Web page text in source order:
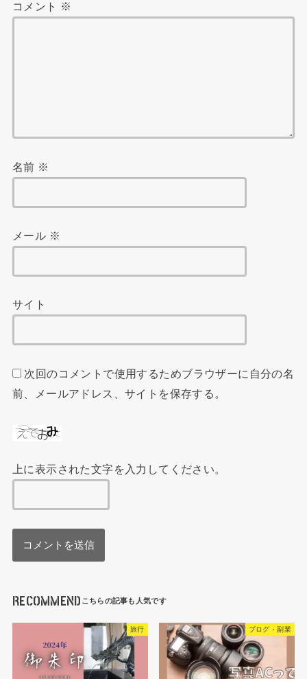
コメント ※
名前 ※
メール ※
サイト
次回のコメントで使用するためブラウザーに自分の名
前、メールアドレス、サイトを保存する。
上に表示された文字を入力してください。
RECOMMEND
旅行 ブログ・副業